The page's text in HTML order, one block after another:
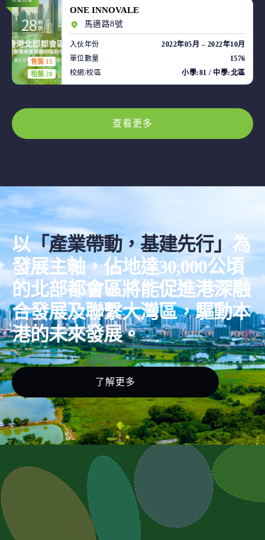
售盤 15
租盤 28
ONE INNOVALE
馬適路8號
入伙年份
2022年05月 – 2022年10月
單位數量
1576
校網/校區
小學:81 / 中學:北區
查看更多
以「產業帶動，基建先行」 為
發展主軸，佔地達30,000公頃
的北部都會區將能促進港深融
合發展及聯繫大灣區，驅動本
港的未來發展。
了解更多